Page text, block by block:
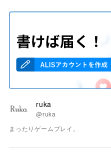
ruka
@ruka
まったりゲームプレイ。